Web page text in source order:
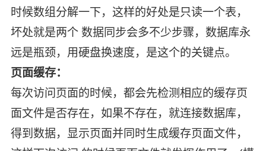
时候数组分解一下，这样的好处是只读一个表，
坏处就是两个 数据同步会多不少步骤，数据库永
远是瓶颈，用硬盘换速度，是这个的关键点。
页面缓存：
每次访问页面的时候，都会先检测相应的缓存页
面文件是否存在，如果不存在，就连接数据库，
得到数据，显示页面并同时生成缓存页面文件，